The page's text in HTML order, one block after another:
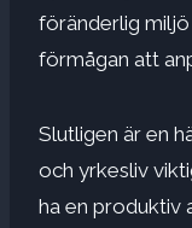
föränderlig
förmågan att
Slutligen är en
och yrkesliv
ha en produktiv